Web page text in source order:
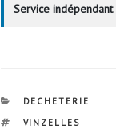
Service indépendant
CATÉGORIES
DECHETERIE
ÉTIQUETTES
VINZELLES